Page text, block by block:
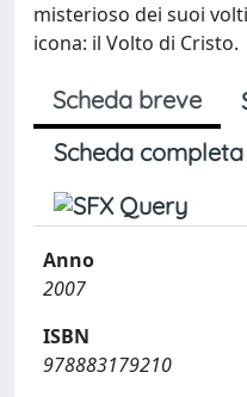
misterioso dei suoi
icona: il Volto di Cristo.
Scheda breve
Scheda completa
Anno
2007
ISBN
978883179210